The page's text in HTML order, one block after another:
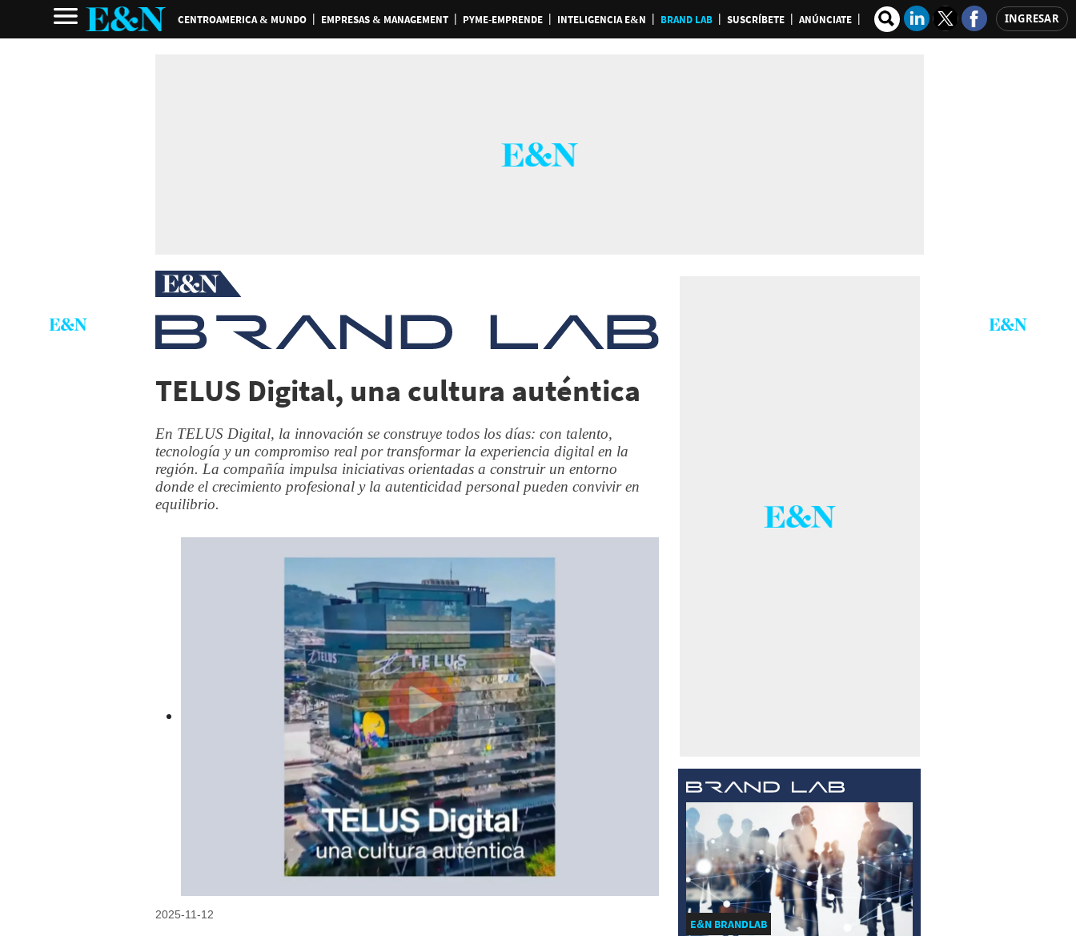
CENTROAMERICA & MUNDO EMPRESAS & MANAGEMENT PYME-EMPRENDE INTELIGENCIA E&N BRAND LAB SUSCRÍBETE ANÚNCIATE INGRESAR
TELUS Digital, una cultura auténtica
En TELUS Digital, la innovación se construye todos los días: con talento,
tecnología y un compromiso real por transformar la experiencia digital en la
región. La compañía impulsa iniciativas orientadas a construir un entorno
donde el crecimiento profesional y la autenticidad personal pueden convivir en
equilibrio.
2025-11-12
E&N BRANDLAB